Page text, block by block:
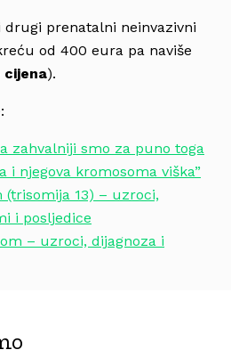
prenatalni neinvazivni
od 400 eura pa naviše
cijena).
zahvalniji smo za puno toga
i njegova kromosoma viška”
(trisomija 13) – uzroci,
i posljedice
– uzroci, dijagnoza i